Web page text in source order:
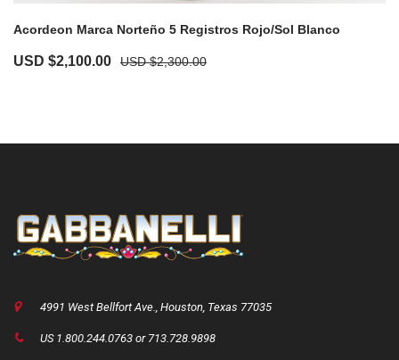
Acordeon Marca Norteño 5 Registros Rojo/Sol Blanco
USD $2,300.00
USD $2,100.00
4991 West Bellfort Ave., Houston, Texas 77035
US 1.800.244.0763 or 713.728.9898